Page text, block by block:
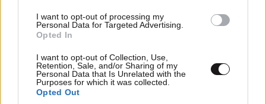
I want to opt-out of processing my
Personal Data for Targeted Advertising.
Opted In
I want to opt-out of Collection, Use,
Retention, Sale, and/or Sharing of my
Personal Data that Is Unrelated with the
Purposes for which it was collected.
Opted Out